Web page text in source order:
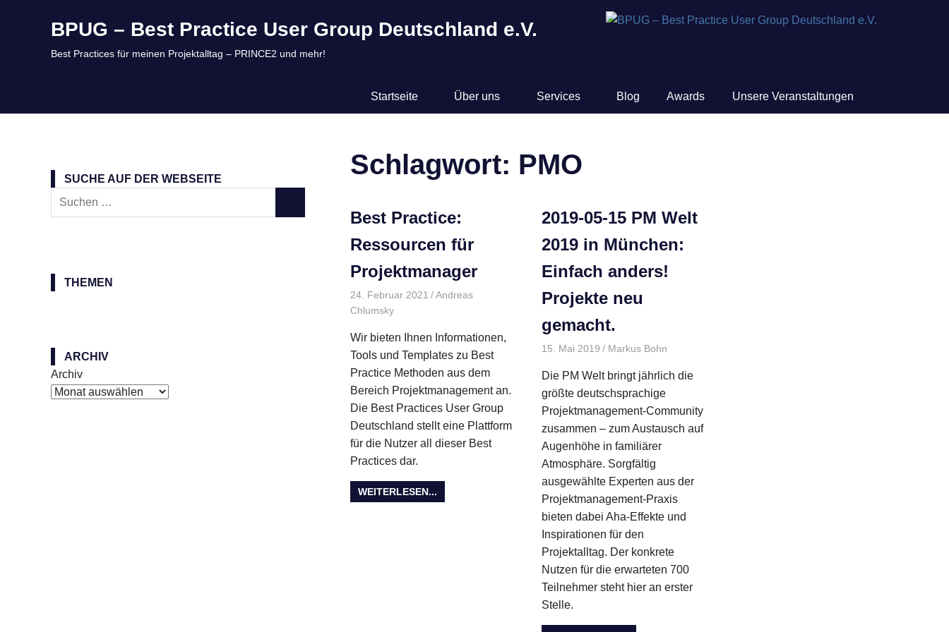
BPUG – Best Practice User Group Deutschland e.V.
Best Practices für meinen Projektalltag – PRINCE2 und mehr!
Startseite Über uns Services Blog Awards Unsere Veranstaltungen
Schlagwort: PMO
Best Practice:
Ressourcen für
Projektmanager
24. Februar 2021
Andreas
Chlumsky
Best Practices
Wir bieten Ihnen Informationen,
Tools und Templates zu Best
Practice Methoden aus dem
Bereich Projektmanagement an.
Die Best Practices User Group
Deutschland stellt eine Plattform
für die Nutzer all dieser Best
Practices dar.
WEITERLESEN...
2019-05-15 PM Welt
2019 in München:
Einfach anders!
Projekte neu
gemacht.
15. Mai 2019 Markus Bohn
Die PM Welt bringt jährlich die
größte deutschsprachige
Projektmanagement-Community
zusammen – zum Austausch auf
Augenhöhe in familiärer
Atmosphäre. Sorgfältig
ausgewählte Experten aus der
Projektmanagement-Praxis
bieten dabei Aha-Effekte und
Inspirationen für den
Projektalltag. Der konkrete
Nutzen für die erwarteten 700
Teilnehmer steht hier an erster
Stelle.
SUCHE AUF DER WEBSEITE
Suchen
THEMEN
ARCHIV
Archiv